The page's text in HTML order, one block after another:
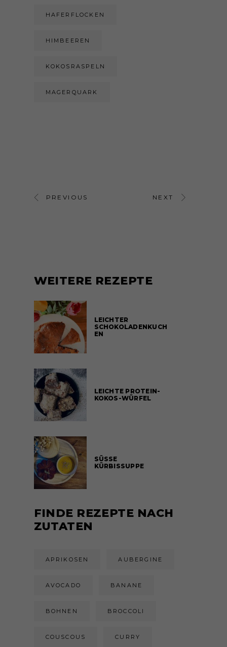
HAFERFLOCKEN
HIMBEEREN
KOKOSRASPELN
MAGERQUARK
PREVIOUS NEXT
WEITERE REZEPTE
LEICHTER
SCHOKOLADENKUCH
EN
LEICHTE PROTEIN-
KOKOS-WÜRFEL
SÜSSE
KÜRBISSUPPE
FINDE REZEPTE NACH
ZUTATEN
APRIKOSEN AUBERGINE
AVOCADO BANANE
BOHNEN BROCCOLI
COUSCOUS CURRY